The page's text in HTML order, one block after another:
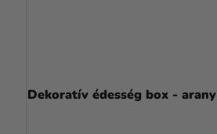
Dekoratív édesség box - arany